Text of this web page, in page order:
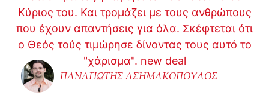
ΠΑΝΑΓΙΩΤΗΣ ΑΣΗΜΑΚΟΠΟΥΛΟΣ